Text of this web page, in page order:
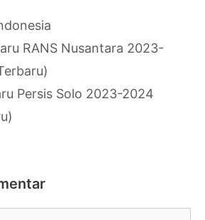
RANS Nusantara 2023-
Persis Solo 2023-2024